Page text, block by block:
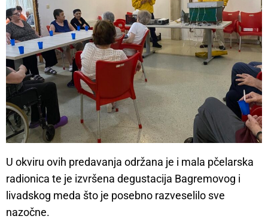
U okviru ovih predavanja održana je i mala pčelarska
radionica te je izvršena degustacija Bagremovog i
livadskog meda što je posebno razveselilo sve
nazočne.